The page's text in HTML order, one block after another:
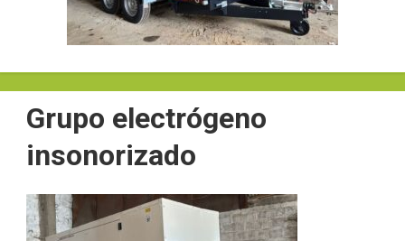
Grupo electrógeno
insonorizado